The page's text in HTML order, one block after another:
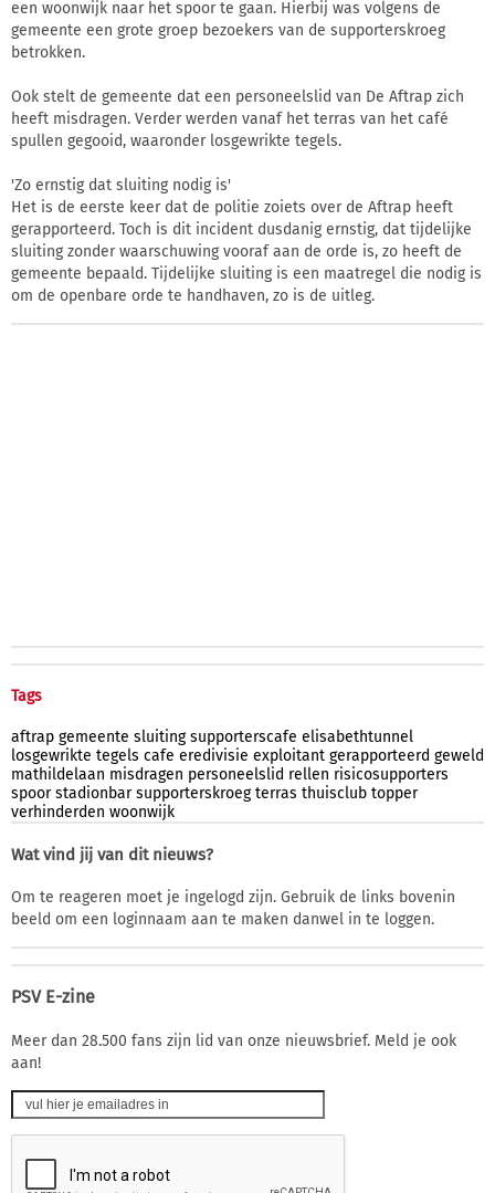
een woonwijk naar het spoor te gaan. Hierbij was volgens de
gemeente een grote groep bezoekers van de supporterskroeg
betrokken.
Ook stelt de gemeente dat een personeelslid van De Aftrap zich
heeft misdragen. Verder werden vanaf het terras van het café
spullen gegooid, waaronder losgewrikte tegels.
'Zo ernstig dat sluiting nodig is'
Het is de eerste keer dat de politie zoiets over de Aftrap heeft
gerapporteerd. Toch is dit incident dusdanig ernstig, dat tijdelijke
sluiting zonder waarschuwing vooraf aan de orde is, zo heeft de
gemeente bepaald. Tijdelijke sluiting is een maatregel die nodig is
om de openbare orde te handhaven, zo is de uitleg.
Tags
aftrap gemeente sluiting supporterscafe elisabethtunnel
losgewrikte tegels cafe eredivisie exploitant gerapporteerd geweld
mathildelaan misdragen personeelslid rellen risicosupporters
spoor stadionbar supporterskroeg terras thuisclub topper
verhinderden woonwijk
Wat vind jij van dit nieuws?
Om te reageren moet je ingelogd zijn. Gebruik de links bovenin
beeld om een loginnaam aan te maken danwel in te loggen.
PSV E-zine
Meer dan 28.500 fans zijn lid van onze nieuwsbrief. Meld je ook
aan!